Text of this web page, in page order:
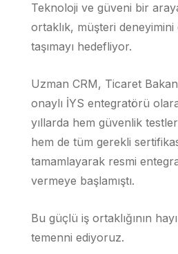
Teknoloji ve güveni bir
ortaklık, müşteri
taşımayı hedefliyor.
Uzman CRM, Ticaret
onaylı İYS entegratörü
yıllarda hem güvenlik
hem de tüm gerekli
tamamlayarak resmi
vermeye başlamıştı.
Bu güçlü iş ortaklığının
temenni ediyoruz.